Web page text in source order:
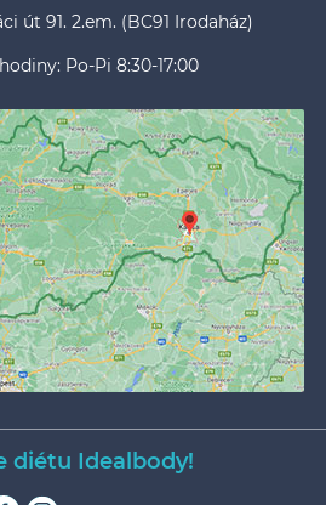
út 91. 2.em. (BC91 Irodaház)
Po-Pi 8:30-17:00
diétu Idealbody!